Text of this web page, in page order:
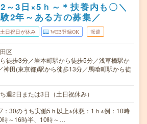
～3日×5ｈ～＊扶養内も〇＼
2年～ある方の募集／
土日祝日が休み WEB登録OK 派遣
区
徒歩3分／岩本町駅から徒歩5分／浅草橋駅か
神田(東京都)駅から徒歩13分／馬喰町駅から徒
週2日または3日（土日祝休み）
：30のうち実働5ｈ以上※休憩：1ｈ※例：10時
時～16時半、10時～…